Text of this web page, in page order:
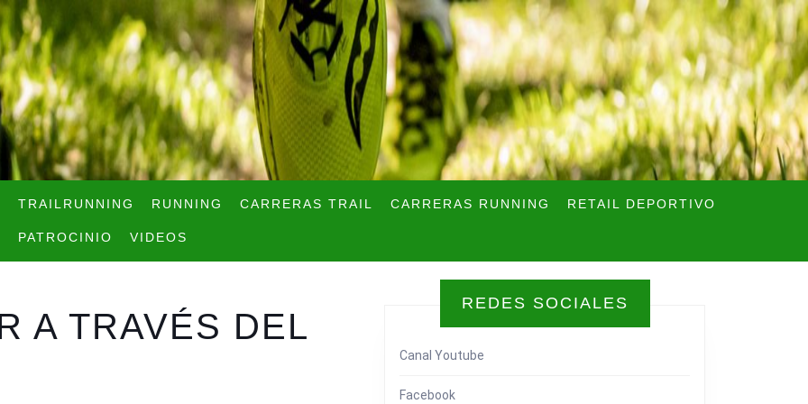
TRAILRUNNING RUNNING CARRERAS TRAIL CARRERAS RUNNING RETAIL DEPORTIVO
PATROCINIO VIDEOS
A TRAVÉS DEL
REDES SOCIALES
Canal Youtube
Facebook